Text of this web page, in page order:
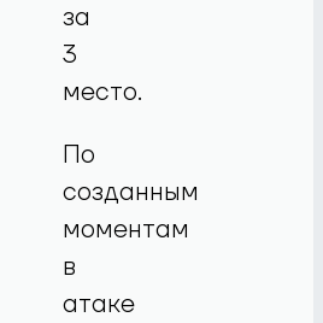
за
3
место.
По
созданным
моментам
в
атаке